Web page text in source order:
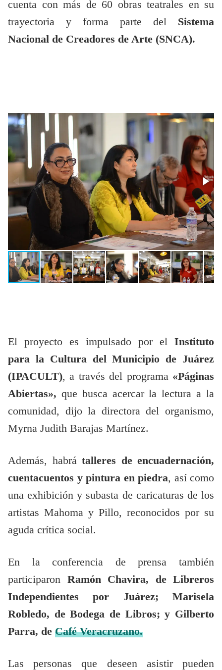
cuenta con más de 60 obras teatrales en su
trayectoria y forma parte del Sistema
Nacional de Creadores de Arte (SNCA).
El proyecto es impulsado por el Instituto
para la Cultura del Municipio de Juárez
(IPACULT), a través del programa «Páginas
Abiertas», que busca acercar la lectura a la
comunidad, dijo la directora del organismo,
Myrna Judith Barajas Martínez.
Además, habrá talleres de encuadernación,
cuentacuentos y pintura en piedra, así como
una exhibición y subasta de caricaturas de los
artistas Mahoma y Pillo, reconocidos por su
aguda crítica social.
En la conferencia de prensa también
participaron Ramón Chavira, de Libreros
Independientes por Juárez; Marisela
Robledo, de Bodega de Libros; y Gilberto
Parra, de Café Veracruzano.
Las personas que deseen asistir pueden